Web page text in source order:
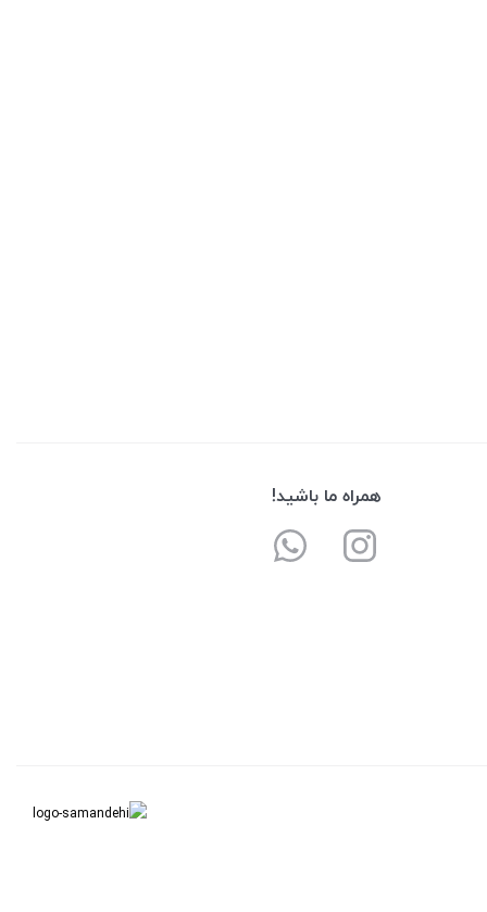
همراه ما باشید!